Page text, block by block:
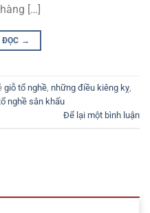
[…]
→
giỗ tổ nghề những điều kiêng kỵ
nghề sân khấu
Để lại một bình luận